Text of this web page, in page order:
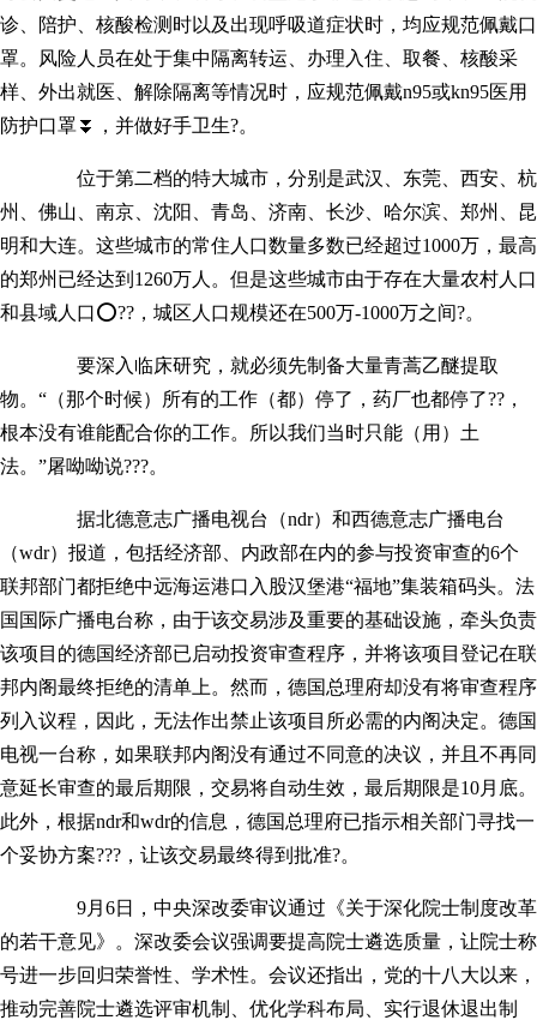
诊、陪护、核酸检测时以及出现呼吸道症状时，均应规范佩戴口
罩。风险人员在处于集中隔离转运、办理入住、取餐、核酸采
样、外出就医、解除隔离等情况时，应规范佩戴n95或kn95医用
防护口罩⏬，并做好手卫生?。
位于第二档的特大城市，分别是武汉、东莞、西安、杭
州、佛山、南京、沈阳、青岛、济南、长沙、哈尔滨、郑州、昆
明和大连。这些城市的常住人口数量多数已经超过1000万，最高
的郑州已经达到1260万人。但是这些城市由于存在大量农村人口
和县域人口⭕??，城区人口规模还在500万-1000万之间?。
要深入临床研究，就必须先制备大量青蒿乙醚提取
物。“（那个时候）所有的工作（都）停了，药厂也都停了??，
根本没有谁能配合你的工作。所以我们当时只能（用）土
法。”屠呦呦说???。
据北德意志广播电视台（ndr）和西德意志广播电台
（wdr）报道，包括经济部、内政部在内的参与投资审查的6个
联邦部门都拒绝中远海运港口入股汉堡港“福地”集装箱码头。法
国国际广播电台称，由于该交易涉及重要的基础设施，牵头负责
该项目的德国经济部已启动投资审查程序，并将该项目登记在联
邦内阁最终拒绝的清单上。然而，德国总理府却没有将审查程序
列入议程，因此，无法作出禁止该项目所必需的内阁决定。德国
电视一台称，如果联邦内阁没有通过不同意的决议，并且不再同
意延长审查的最后期限，交易将自动生效，最后期限是10月底。
此外，根据ndr和wdr的信息，德国总理府已指示相关部门寻找一
个妥协方案???，让该交易最终得到批准?。
9月6日，中央深改委审议通过《关于深化院士制度改革
的若干意见》。深改委会议强调要提高院士遴选质量，让院士称
号进一步回归荣誉性、学术性。会议还指出，党的十八大以来，
推动完善院士遴选评审机制、优化学科布局、实行退休退出制